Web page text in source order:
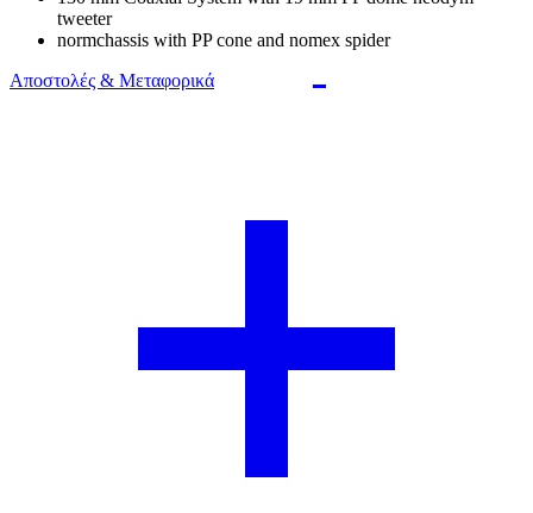
tweeter
normchassis with PP cone and nomex spider
Αποστολές & Μεταφορικά